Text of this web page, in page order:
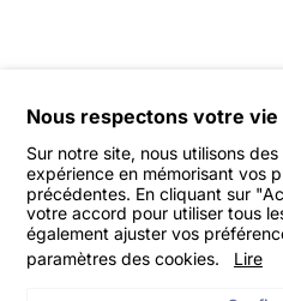
Nous respectons votre
Sur notre site, nous utilisons
expérience en mémorisant vos
précédentes. En cliquant sur
votre accord pour utiliser tous
également ajuster vos
paramètres des cookies.
Lire